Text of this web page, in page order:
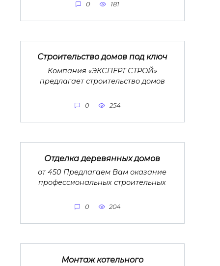
0 181
Строительство домов под ключ
Компания «ЭКСПЕРТ СТРОЙ»
предлагает строительство домов
0 254
Отделка деревянных домов
от 450 Предлагаем Вам оказание
профессиональных строительных
0 204
Монтаж котельного